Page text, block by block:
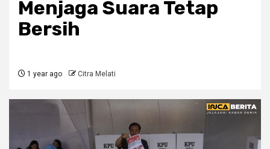
Menjaga Suara Tetap
Bersih
1 year ago Citra Melati